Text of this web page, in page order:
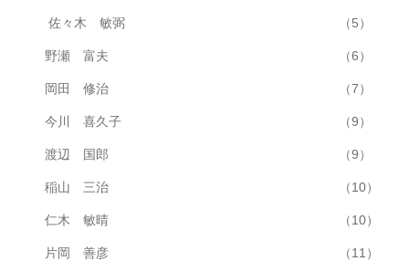
佐々木 敏弼 （5）
野瀬 富夫 （6）
岡田 修治 （7）
今川 喜久子 （9）
渡辺 国郎 （9）
稲山 三治 （10）
仁木 敏晴 （10）
片岡 善彦 （11）